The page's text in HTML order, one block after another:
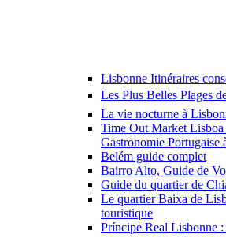
Lisbonne Itinéraires
Les Plus Belles Plages
La vie nocturne à
Time Out Market Lisboa
Gastronomie Portugaise
Belém guide complet
Bairro Alto, Guide de
Guide du quartier de
Le quartier Baixa de
touristique
Príncipe Real Lisbonne